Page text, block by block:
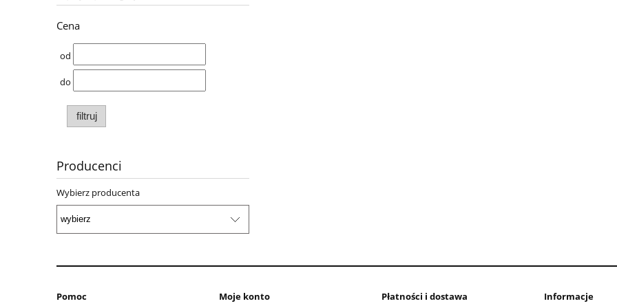
Cena
od
do
filtruj
Producenci
Wybierz producenta
Pomoc Moje konto Płatności i dostawa Informacje